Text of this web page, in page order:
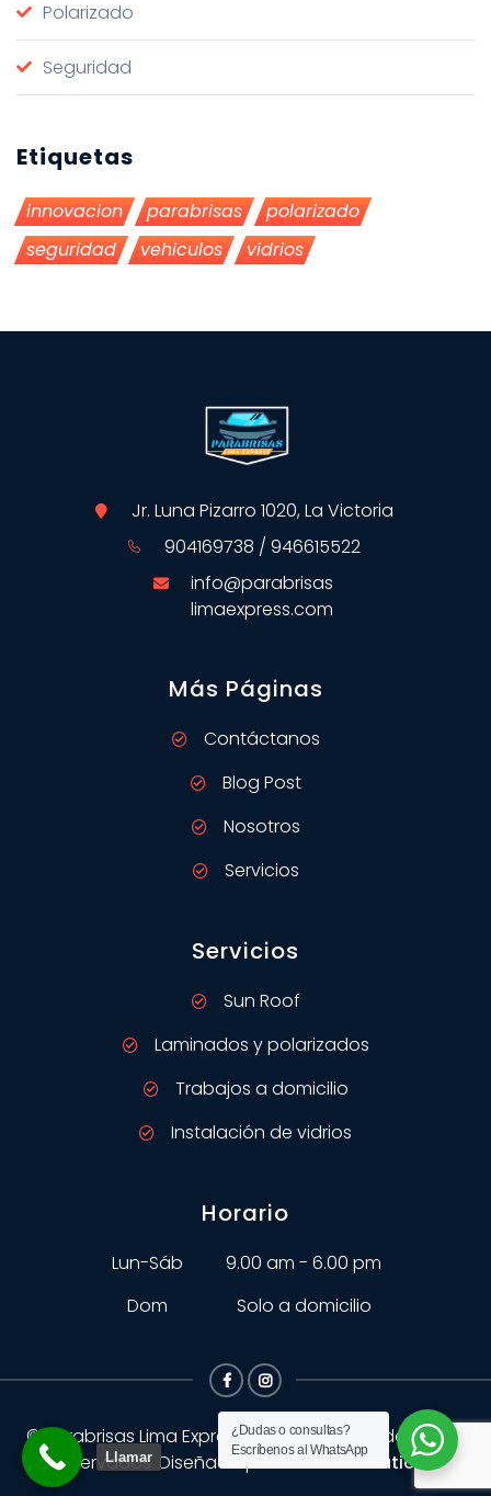
Polarizado
Seguridad
Etiquetas
innovacion parabrisas
polarizado
seguridad
vehiculos vidrios
Jr. Luna Pizarro 1020, La Victoria
904169738 / 946615522
info@parabrisas
limaexpress.com
Más Páginas
Contáctanos
Blog Post
Nosotros
Servicios
Servicios
Sun Roof
Laminados y polarizados
Trabajos a domicilio
Instalación de vidrios
Horario
Lun-Sáb
9.00 am - 6.00 pm
Dom
Solo a domicilio
© Parabrisas Lima Express2026Todos los derechos
reservados. Diseñado porKadima Solutions
¿Dudas o consultas?
Escríbenos al WhatsApp
Llamar